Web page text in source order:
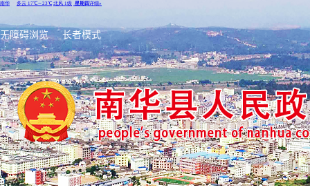
无障碍浏览 长者模式